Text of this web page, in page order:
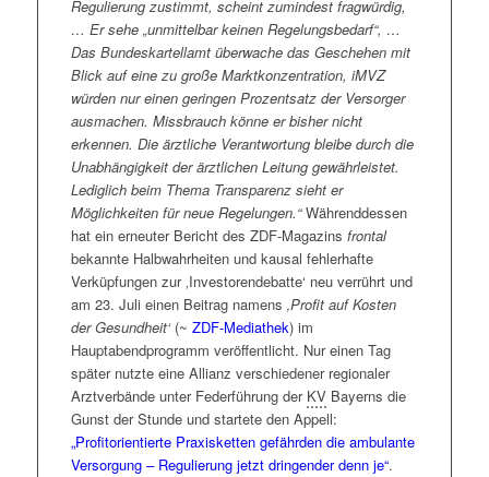
sei nochmals auf die eingangs erwähnte
Einschätzungsdissonanz zwischen Hausärzt:innen-
Verband undKBVhinzuweisen, die mehr noch als
sonst offen lässt, wie sich die weitere Debatte
entwickelt wird.
Begleitmusik für die, von vielen Seiten kritisch
gesehene, Vergütungsreform der Hausärzte darstellt.
Fazit: Karl Lauterbach weiß mit der Öffentlichkeit
umzugehen und bespielt die Klaviatur der Presse
durchaus gekonnt. Ob ihn das freilich bei den
Kernprojekten, Kommunen zu ertüchtigen, sich bei
Prävention und in der gesundheitlichen Versorgung
stärker zu engagieren, hilft, sei dahingestellt. Es wird
erwartet, dass die Ideen rund um Gesundheitskiosk
und -regionen im parlamentarischen Verfahren wieder
eingebracht werden sollen. Ähnliches ist auch für die
MVZ-Thematik vorstellbar. Um hierbei erfolgreich zu
sein, müssten sich aber die Koalitionsfraktionen
inhaltlich zusammenraufen oder der Schulterschluss
mit der Opposition hergestellt werden. Beides sind –
Stand heute – zumindest keine einfachen Szenarien.
So oder so würde folgender Zeitplan wahrscheinlich
sein: Das Verfahren der Verbändeanhörung zumGVSG
wird bis Anfang Mai abgeschlossen, daran
Regulierung zustimmt, scheint zumindest fragwürdig,
… Er sehe „unmittelbar keinen Regelungsbedarf“, …
Das Bundeskartellamt überwache das Geschehen mit
Blick auf eine zu große Marktkonzentration, iMVZ
würden nur einen geringen Prozentsatz der Versorger
ausmachen. Missbrauch könne er bisher nicht
erkennen. Die ärztliche Verantwortung bleibe durch die
Unabhängigkeit der ärztlichen Leitung gewährleistet.
Lediglich beim Thema Transparenz sieht er
Möglichkeiten für neue Regelungen.“Währenddessen
hat ein erneuter Bericht des ZDF-Magazins frontal
bekannte Halbwahrheiten und kausal fehlerhafte
Verküpfungen zur ‚Investorendebatte‘ neu verrührt und
am 23. Juli einen Beitrag namens ‚Profit auf Kosten
der Gesundheit‘(~ ZDF-Mediathek) im
Hauptabendprogramm veröffentlicht. Nur einen Tag
später nutzte eine Allianz verschiedener regionaler
Arztverbände unter Federführung der KVBayerns die
Gunst der Stunde und startete den Appell:
„Profitorientierte Praxisketten gefährden die ambulante
Versorgung – Regulierung jetzt dringender denn je“.